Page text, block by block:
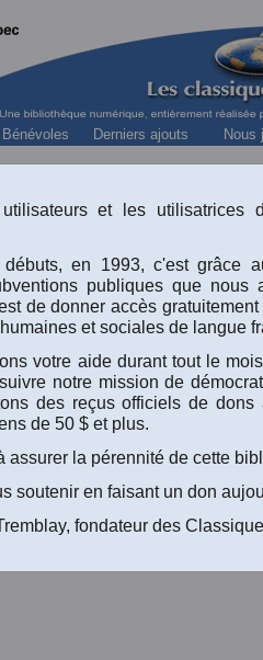
Bénévoles Derniers ajouts Nous
Deux conférences de Louis Gill,
et les utilisatrices
en 1993, c'est grâce
publiques que
de donner accès
et sociales de langue
votre aide durant tout le
notre mission de
des reçus officiels de
de 50 $ et plus.
assurer la pérennité de cette
soutenir en faisant un don
fondateur des